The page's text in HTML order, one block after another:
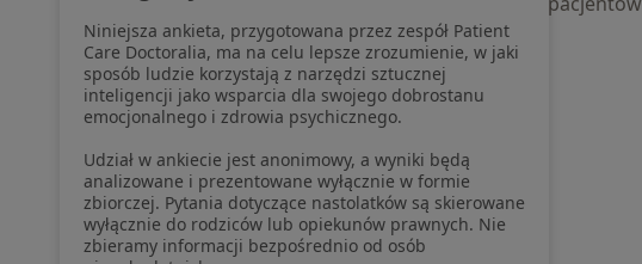
Jak działają wyniki wyszukiwania
Dostępność
O nas
Praca Rekrutujemy!
Partnerzy
Centrum prasowe
Kontakt
Niniejsza ankieta, przygotowana przez zespół Patient
Care Doctoralia, ma na celu lepsze zrozumienie, w jaki
sposób ludzie korzystają z narzędzi sztucznej
inteligencji jako wsparcia dla swojego dobrostanu
emocjonalnego i zdrowia psychicznego.
Udział w ankiecie jest anonimowy, a wyniki będą
analizowane i prezentowane wyłącznie w formie
zbiorczej. Pytania dotyczące nastolatków są skierowane
wyłącznie do rodziców lub opiekunów prawnych. Nie
zbieramy informacji bezpośrednio od osób